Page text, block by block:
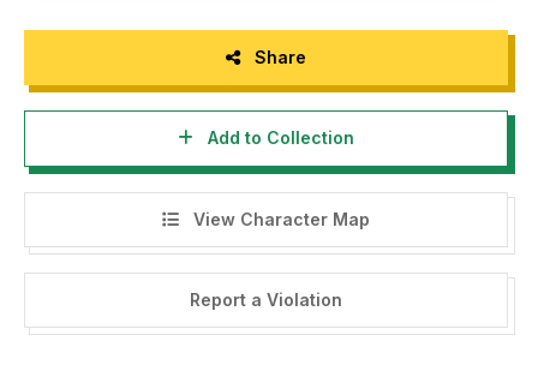
LICENSE.
Share
Add to Collection
View Character Map
Report a Violation